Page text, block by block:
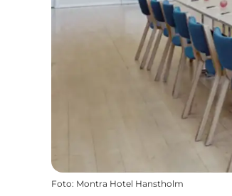
Foto: Montra Hotel Hanstholm